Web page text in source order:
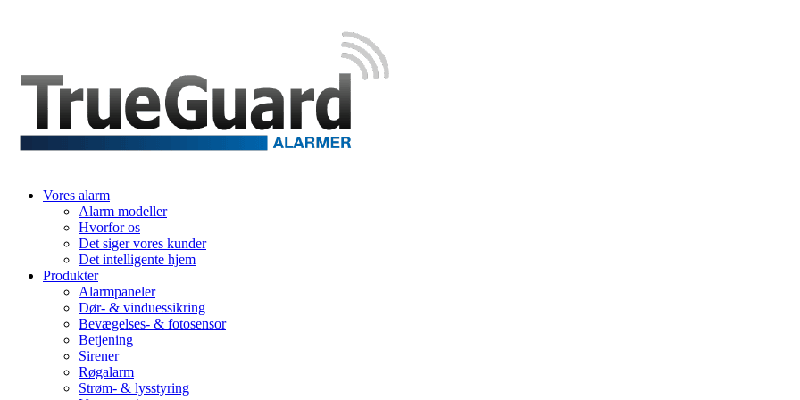
Vores alarm
Alarm modeller
Hvorfor os
Det siger vores kunder
Det intelligente hjem
Produkter
Alarmpaneler
Dør- & vinduessikring
Bevægelses- & fotosensor
Betjening
Sirener
Røgalarm
Strøm- & lysstyring